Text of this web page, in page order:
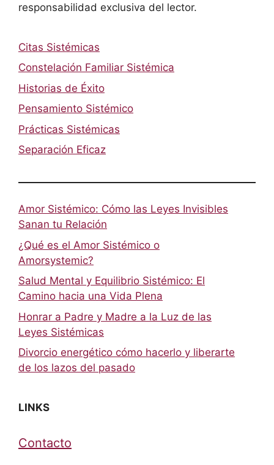
responsabilidad exclusiva del lector.
Citas Sistémicas
Constelación Familiar Sistémica
Historias de Éxito
Pensamiento Sistémico
Prácticas Sistémicas
Separación Eficaz
Amor Sistémico: Cómo las Leyes Invisibles
Sanan tu Relación
¿Qué es el Amor Sistémico o
Amorsystemic?
Salud Mental y Equilibrio Sistémico: El
Camino hacia una Vida Plena
Honrar a Padre y Madre a la Luz de las
Leyes Sistémicas
Divorcio energético cómo hacerlo y liberarte
de los lazos del pasado
LINKS
Contacto